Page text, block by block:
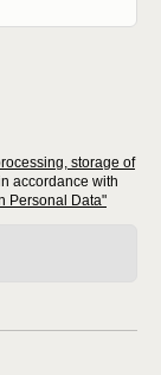
storage of
accordance with
Personal Data"